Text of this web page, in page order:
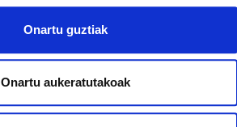
Onartu guztiak
Onartu aukeratutakoak